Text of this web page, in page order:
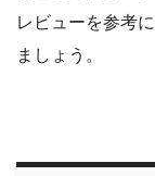
レビューを参考
ましょう。